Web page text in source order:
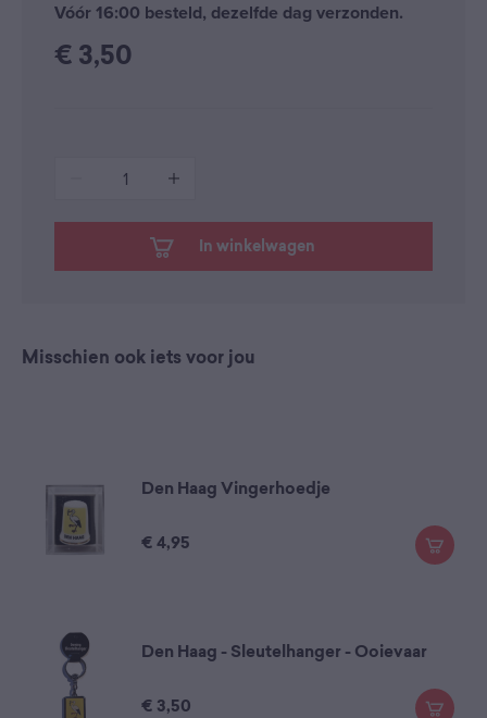
Vóór 16:00 besteld, dezelfde dag verzonden.
€ 3,50
1
In winkelwagen
Misschien ook iets voor jou
Den Haag Vingerhoedje
€ 4,95
Den Haag - Sleutelhanger - Ooievaar
€ 3,50